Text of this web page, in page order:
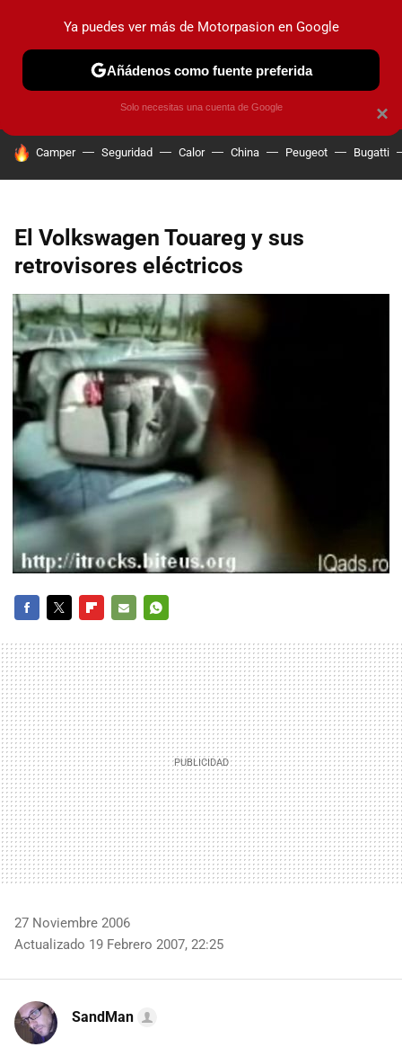
PRUEBAS COCHES ELÉCTRICOS OBSERVATORIO
HOY SE HABLA DE
Camper Seguridad Calor China Peugeot Bugatti
El Volkswagen Touareg y sus
retrovisores eléctricos
MAIL
27 Noviembre 2006
Actualizado 19 Febrero 2007, 22:25
SandMan
×
Ya puedes ver más de Motorpasion en Google
Añádenos como fuente preferida
Solo necesitas una cuenta de Google